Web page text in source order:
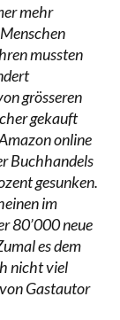
mehr
mussten
grösseren
gekauft
online
Buchhandels
gesunken.
im
80’000 neue
es dem
nicht viel
Gastautor